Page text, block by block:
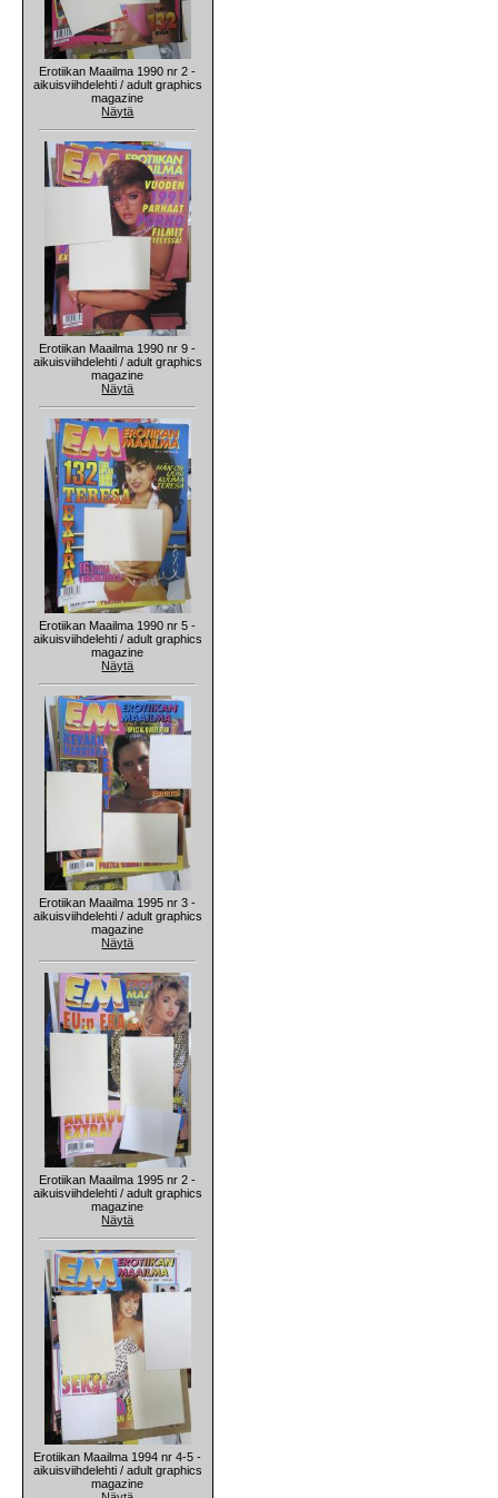
Erotiikan Maailma 1990 nr 2 -
aikuisviihdelehti / adult graphics
magazine
Näytä
Erotiikan Maailma 1990 nr 9 -
aikuisviihdelehti / adult graphics
magazine
Näytä
Erotiikan Maailma 1990 nr 5 -
aikuisviihdelehti / adult graphics
magazine
Näytä
Erotiikan Maailma 1995 nr 3 -
aikuisviihdelehti / adult graphics
magazine
Näytä
Erotiikan Maailma 1995 nr 2 -
aikuisviihdelehti / adult graphics
magazine
Näytä
Erotiikan Maailma 1994 nr 4-5 -
aikuisviihdelehti / adult graphics
magazine